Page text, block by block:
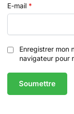
E-mail *
Enregistrer mon
navigateur pour